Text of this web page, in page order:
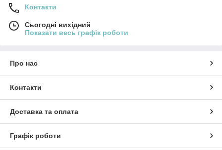
Контакти
Сьогодні вихідний
Показати весь графік роботи
Про нас
Контакти
Доставка та оплата
Графік роботи